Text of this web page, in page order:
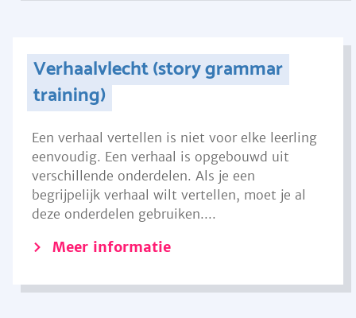
Verhaalvlecht (story grammar
training)
Een verhaal vertellen is niet voor elke leerling
eenvoudig. Een verhaal is opgebouwd uit
verschillende onderdelen. Als je een
begrijpelijk verhaal wilt vertellen, moet je al
deze onderdelen gebruiken....
Meer informatie